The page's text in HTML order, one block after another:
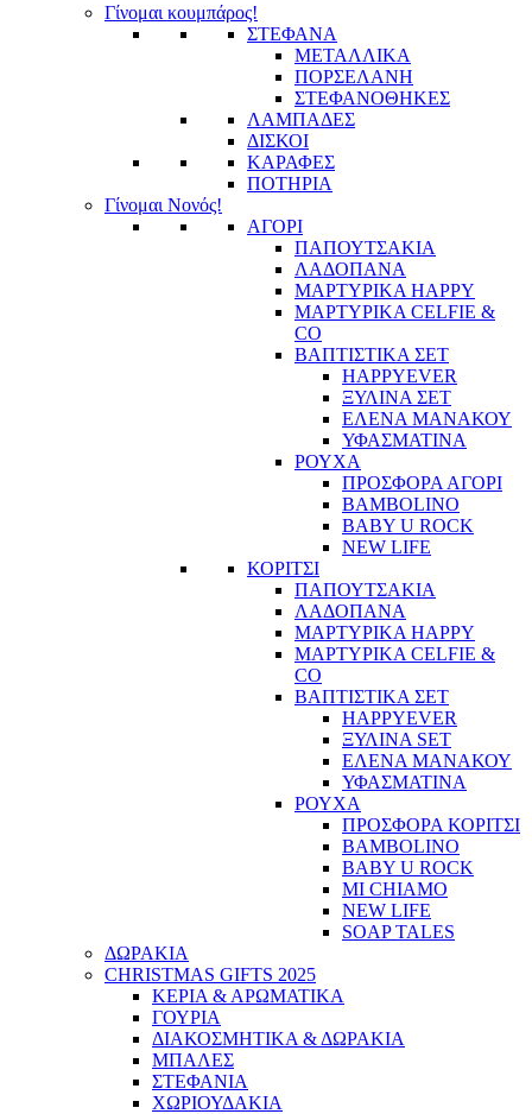
Γίνομαι κουμπάρος!
ΣΤΕΦΑΝΑ
ΜΕΤΑΛΛΙΚΑ
ΠΟΡΣΕΛΑΝΗ
ΣΤΕΦΑΝΟΘΗΚΕΣ
ΛΑΜΠΑΔΕΣ
ΔΙΣΚΟΙ
ΚΑΡΑΦΕΣ
ΠΟΤΗΡΙΑ
Γίνομαι Νονός!
ΑΓΟΡΙ
ΠΑΠΟΥΤΣΑΚΙΑ
ΛΑΔΟΠΑΝΑ
ΜΑΡΤΥΡΙΚΑ HAPPY
ΜΑΡΤΥΡΙΚΑ CELFIE &
CO
ΒΑΠΤΙΣΤΙΚΑ ΣΕΤ
HAPPYEVER
ΞΥΛΙΝΑ ΣΕΤ
ΕΛΕΝΑ ΜΑΝΑΚΟΥ
ΥΦΑΣΜΑΤΙΝΑ
ΡΟΥΧΑ
ΠΡΟΣΦΟΡΑ ΑΓΟΡΙ
BAMBOLINO
BABY U ROCK
NEW LIFE
ΚΟΡΙΤΣΙ
ΠΑΠΟΥΤΣΑΚΙΑ
ΛΑΔΟΠΑΝΑ
ΜΑΡΤΥΡΙΚΑ HAPPY
ΜΑΡΤΥΡΙΚΑ CELFIE &
CO
ΒΑΠΤΙΣΤΙΚΑ ΣΕΤ
HAPPYEVER
ΞΥΛΙΝΑ SET
ΕΛΕΝΑ ΜΑΝΑΚΟΥ
ΥΦΑΣΜΑΤΙΝΑ
ΡΟΥΧΑ
ΠΡΟΣΦΟΡΑ ΚΟΡΙΤΣΙ
BAMBOLINO
BABY U ROCK
MI CHIAMO
NEW LIFE
SOAP TALES
ΔΩΡΑΚΙΑ
CHRISTMAS GIFTS 2025
ΚΕΡΙΑ & ΑΡΩΜΑΤΙΚΑ
ΓΟΥΡΙΑ
ΔΙΑΚΟΣΜΗΤΙΚΑ & ΔΩΡΑΚΙΑ
ΜΠΑΛΕΣ
ΣΤΕΦΑΝΙΑ
ΧΩΡΙΟΥΔΑΚΙΑ